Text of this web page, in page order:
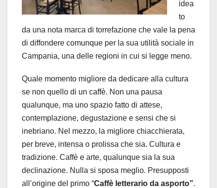
idea
to
da una nota marca di torrefazione che vale la pena
di diffondere comunque per la sua utilità sociale in
Campania, una delle regioni in cui si legge meno.
Quale momento migliore da dedicare alla cultura
se non quello di un caffè. Non una pausa
qualunque, ma uno spazio fatto di attese,
contemplazione, degustazione e sensi che si
inebriano. Nel mezzo, la migliore chiacchierata,
per breve, intensa o prolissa che sia. Cultura e
tradizione. Caffè e arte, qualunque sia la sua
declinazione. Nulla si sposa meglio. Presupposti
all’origine del primo “Caffè letterario da asporto”.